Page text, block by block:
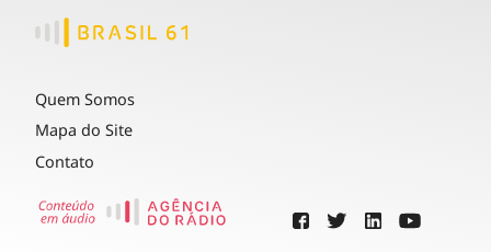
Quem Somos
Mapa do Site
Contato